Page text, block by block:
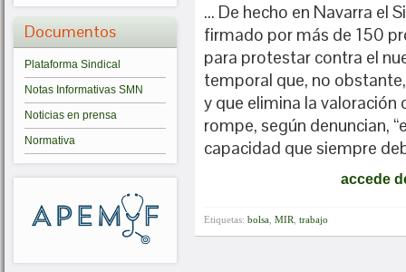
Documentos
Plataforma Sindical
Notas Informativas SMN
Noticias en prensa
Normativa
… De hecho en Navarra el
firmado por más de 150
para protestar contra el
temporal que, no
y que elimina la valoración
rompe, según denuncian,
capacidad que siempre
accede
Etiquetas: bolsa MIR trabajo